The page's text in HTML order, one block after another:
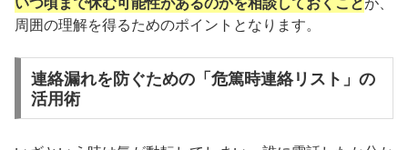
周囲の理解を得るためのポイントとなります。
連絡漏れを防ぐための「危篤時連絡リスト」の
活用術